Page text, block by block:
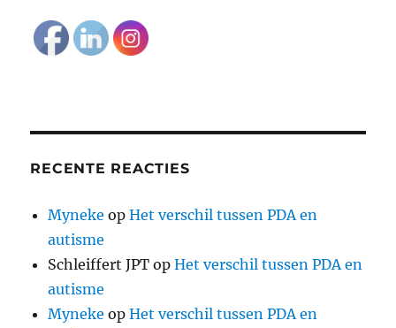
RECENTE REACTIES
Myneke opHet verschil tussen PDA en
autisme
Schleiffert JPT opHet verschil tussen PDA en
autisme
Myneke opHet verschil tussen PDA en